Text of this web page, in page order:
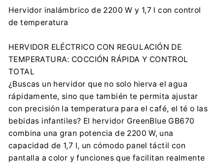
Fabricante:
Centrumelektroniki.EU Sp. z o.o.
Korfantego 7, 42-600 Tarnowskie Góry
+48 32 284 72 22
Korfantego 7, 42-600 Tarnowskie Góry
contact@centrumelektroniki.pl
+48 32 284 72 22
Información de seguridad:
Descargar archivo
Hervidor inalámbrico de 2200 W y 1,7 l con control
de temperatura
HERVIDOR ELÉCTRICO CON REGULACIÓN DE
TEMPERATURA: COCCIÓN RÁPIDA Y CONTROL
TOTAL
¿Buscas un hervidor que no solo hierva el agua
rápidamente, sino que también te permita ajustar
con precisión la temperatura para el café, el té o las
bebidas infantiles? El hervidor GreenBlue GB670
combina una gran potencia de 2200 W, una
capacidad de 1,7 l, un cómodo panel táctil con
pantalla a color y funciones que facilitan realmente